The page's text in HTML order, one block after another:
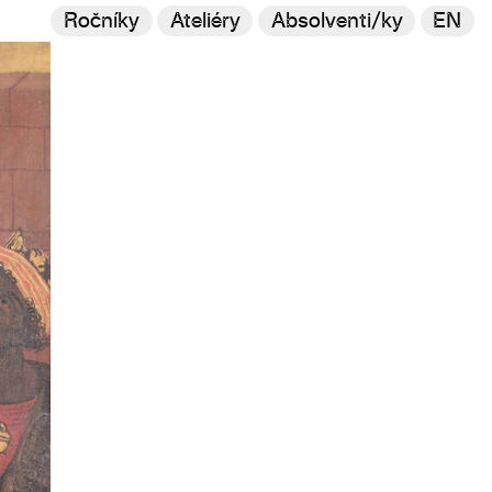
EN
Ročníky Ateliéry Absolventi/ky